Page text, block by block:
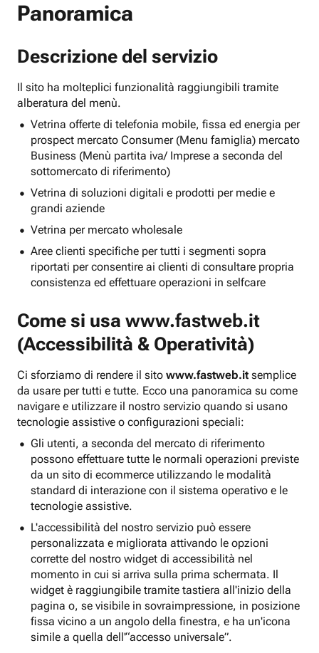
Panoramica
Descrizione del servizio
Il sito ha molteplici funzionalità raggiungibili tramite
alberatura del menù.
Vetrina offerte di telefonia mobile, fissa ed energia per
prospect mercato Consumer (Menu famiglia) mercato
Business (Menù partita iva/ Imprese a seconda del
sottomercato di riferimento)
Vetrina di soluzioni digitali e prodotti per medie e
grandi aziende
Vetrina per mercato wholesale
Aree clienti specifiche per tutti i segmenti sopra
riportati per consentire ai clienti di consultare propria
consistenza ed effettuare operazioni in selfcare
Come si usa www.fastweb.it
(Accessibilità & Operatività)
Ci sforziamo di rendere il sito www.fastweb.it semplice
da usare per tutti e tutte. Ecco una panoramica su come
navigare e utilizzare il nostro servizio quando si usano
tecnologie assistive o configurazioni speciali:
Gli utenti, a seconda del mercato di riferimento
possono effettuare tutte le normali operazioni previste
da un sito di ecommerce utilizzando le modalità
standard di interazione con il sistema operativo e le
tecnologie assistive.
L'accessibilità del nostro servizio può essere
personalizzata e migliorata attivando le opzioni
corrette del nostro widget di accessibilità nel
momento in cui si arriva sulla prima schermata. Il
widget è raggiungibile tramite tastiera all'inizio della
pagina o, se visibile in sovraimpressione, in posizione
fissa vicino a un angolo della finestra, e ha un'icona
simile a quella dell'“accesso universale”.